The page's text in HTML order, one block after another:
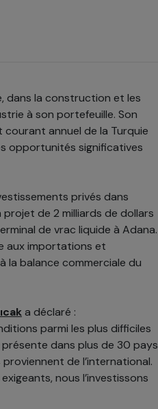
dans la construction et les
à son portefeuille. Son
annuel de la Turquie
opportunités significatives
privés dans
de 2 milliards de dollars
de vrac liquide à Adana.
aux importations et
la balance commerciale du
a déclaré :
parmi les plus difficiles
dans plus de 30 pays
de l’international.
nous l’investissons